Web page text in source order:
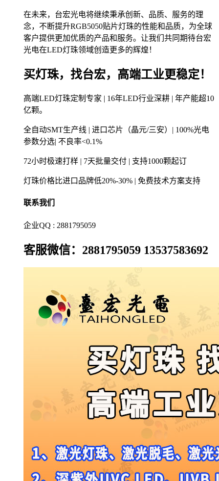
在未来，台宏光电将继续秉承创新、品质、服务的理
念，不断提升RGB5050贴片灯珠的性能和品质，为全球
客户提供更加优质的产品和服务。让我们共同期待台宏
光电在LED灯珠领域创造更多的辉煌！
买灯珠，找台宏，高端工业更稳定！
高端LED灯珠定制专家 | 16年LED行业深耕 | 年产能超10
亿颗。
全自动SMT生产线 | 进口芯片（晶元/三安）| 100%光电
参数分选| 不良率<0.1%
72小时极速打样 | 7天批量交付 | 支持1000颗起订
灯珠价格比进口品牌低20%-30% | 免费技术方案支持
联系我们
企业QQ : 2881795059
客服微信：2881795059 13537583692